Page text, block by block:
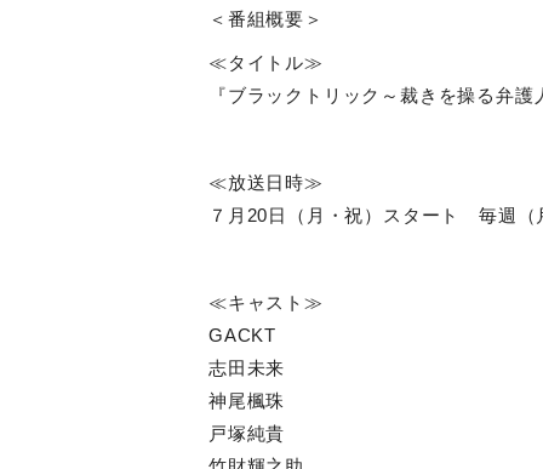
＜番組概要＞
≪タイトル≫
『ブラックトリック～裁きを操る弁護
≪放送日時≫
７月 20日（月・祝）スタート 毎週（
≪キャスト≫
GACKT
志田未来
神尾楓珠
戸塚純貴